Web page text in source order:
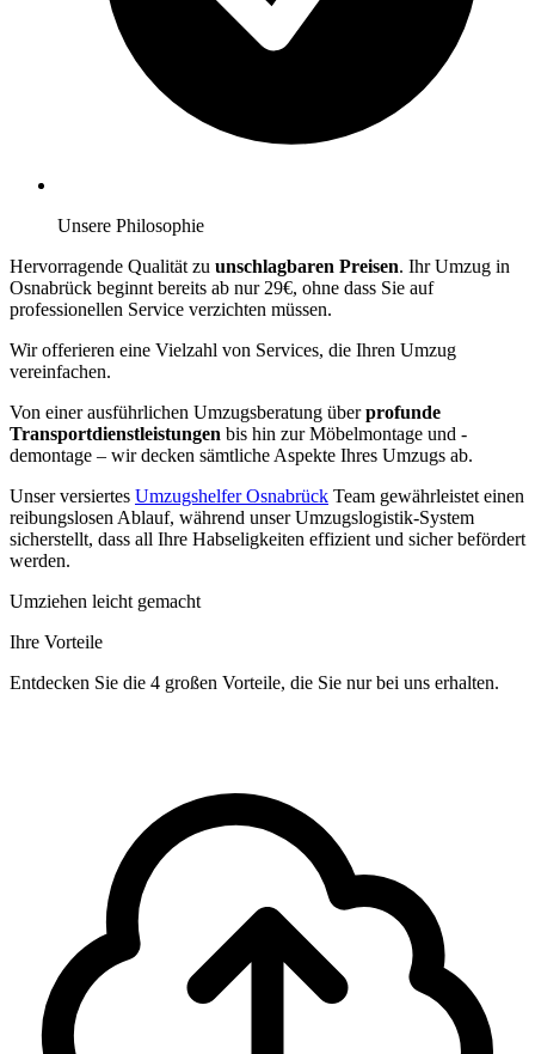
Unsere Philosophie
Hervorragende Qualität zu unschlagbaren Preisen. Ihr Umzug in
Osnabrück beginnt bereits ab nur 29€, ohne dass Sie auf
professionellen Service verzichten müssen.
Wir offerieren eine Vielzahl von Services, die Ihren Umzug
vereinfachen.
Von einer ausführlichen Umzugsberatung überprofunde
Transportdienstleistungen bis hin zur Möbelmontage und -
demontage – wir decken sämtliche Aspekte Ihres Umzugs ab.
Unser versiertes Umzugshelfer Osnabrück Team gewährleistet einen
reibungslosen Ablauf, während unser Umzugslogistik-System
sicherstellt, dass all Ihre Habseligkeiten effizient und sicher befördert
werden.
Umziehen leicht gemacht
Ihre Vorteile
Entdecken Sie die 4 großen Vorteile, die Sie nur bei uns erhalten.